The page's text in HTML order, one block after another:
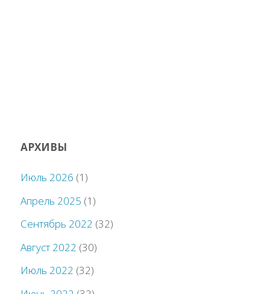
АРХИВЫ
Июль 2026 (1)
Апрель 2025 (1)
Сентябрь 2022 (32)
Август 2022 (30)
Июль 2022 (32)